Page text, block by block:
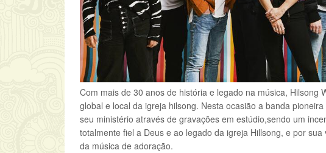
Com mais de 30 anos de história e legado na música, Hilsong
global e local da igreja hilsong. Nesta ocasião a banda
seu ministério através de gravações em estúdio,sendo um
totalmente fiel a Deus e ao legado da igreja Hillsong, e por
da música de adoração.